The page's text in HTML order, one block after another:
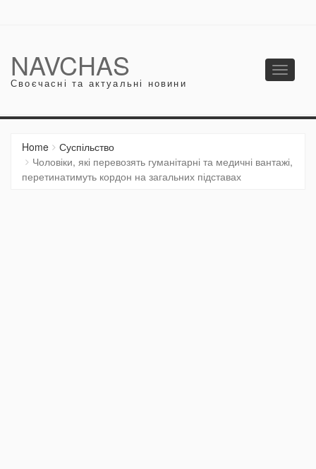
NAVCHAS
Своєчасні та актуальні новини
Toggle
Home
Суспільство
Чоловіки, які перевозять гуманітарні та медичні вантажі,
перетинатимуть кордон на загальних підставах